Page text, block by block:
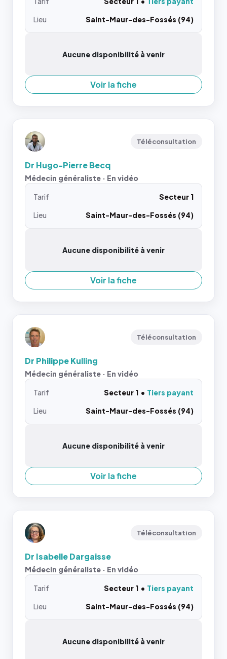
Lieu
Saint-Maur-des-Fossés (94)
Aucune disponibilité à venir
Voir la fiche
Téléconsultation
Dr Hugo-Pierre Becq
Médecin généraliste · En vidéo
Tarif
Secteur 1
Lieu
Saint-Maur-des-Fossés (94)
Aucune disponibilité à venir
Voir la fiche
Téléconsultation
Dr Philippe Kulling
Médecin généraliste · En vidéo
Tarif Secteur 1
Tiers payant
Lieu
Saint-Maur-des-Fossés (94)
Aucune disponibilité à venir
Voir la fiche
Téléconsultation
Dr Isabelle Dargaisse
Médecin généraliste · En vidéo
Tarif Secteur 1
Tiers payant
Lieu
Saint-Maur-des-Fossés (94)
Aucune disponibilité à venir